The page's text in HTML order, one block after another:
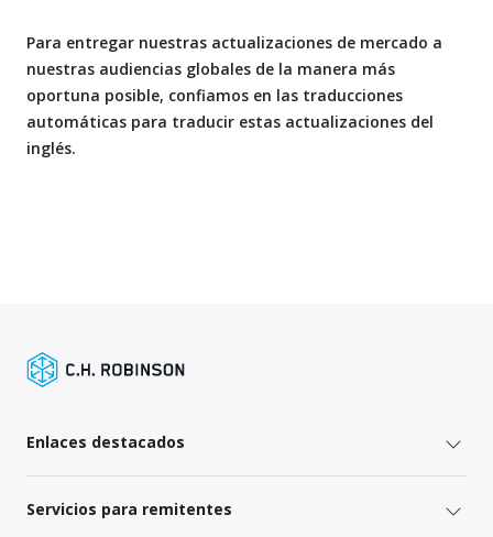
Para entregar nuestras actualizaciones de mercado a
nuestras audiencias globales de la manera más
oportuna posible, confiamos en las traducciones
automáticas para traducir estas actualizaciones del
inglés.
Enlaces destacados
Servicios para remitentes